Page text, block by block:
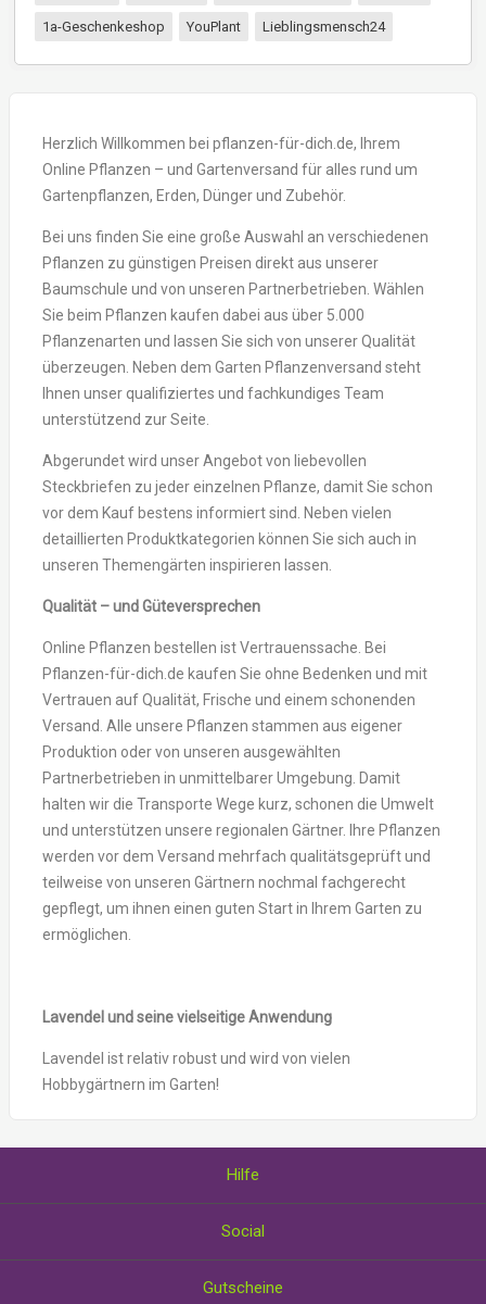
1a-Geschenkeshop YouPlant Lieblingsmensch24
Herzlich Willkommen bei pflanzen-für-dich.de, Ihrem
Online Pflanzen – und Gartenversand für alles rund um
Gartenpflanzen, Erden, Dünger und Zubehör.
Bei uns finden Sie eine große Auswahl an verschiedenen
Pflanzen zu günstigen Preisen direkt aus unserer
Baumschule und von unseren Partnerbetrieben. Wählen
Sie beim Pflanzen kaufen dabei aus über 5.000
Pflanzenarten und lassen Sie sich von unserer Qualität
überzeugen. Neben dem Garten Pflanzenversand steht
Ihnen unser qualifiziertes und fachkundiges Team
unterstützend zur Seite.
Abgerundet wird unser Angebot von liebevollen
Steckbriefen zu jeder einzelnen Pflanze, damit Sie schon
vor dem Kauf bestens informiert sind. Neben vielen
detaillierten Produktkategorien können Sie sich auch in
unseren Themengärten inspirieren lassen.
Qualität – und Güteversprechen
Online Pflanzen bestellen ist Vertrauenssache. Bei
Pflanzen-für-dich.de kaufen Sie ohne Bedenken und mit
Vertrauen auf Qualität, Frische und einem schonenden
Versand. Alle unsere Pflanzen stammen aus eigener
Produktion oder von unseren ausgewählten
Partnerbetrieben in unmittelbarer Umgebung. Damit
halten wir die Transporte Wege kurz, schonen die Umwelt
und unterstützen unsere regionalen Gärtner. Ihre Pflanzen
werden vor dem Versand mehrfach qualitätsgeprüft und
teilweise von unseren Gärtnern nochmal fachgerecht
gepflegt, um ihnen einen guten Start in Ihrem Garten zu
ermöglichen.
Lavendel und seine vielseitige Anwendung
Lavendel ist relativ robust und wird von vielen
Hobbygärtnern im Garten!
Hilfe
Wie Sie Gutscheine einlösen
Impressum
Social
Twitter
Gutscheine